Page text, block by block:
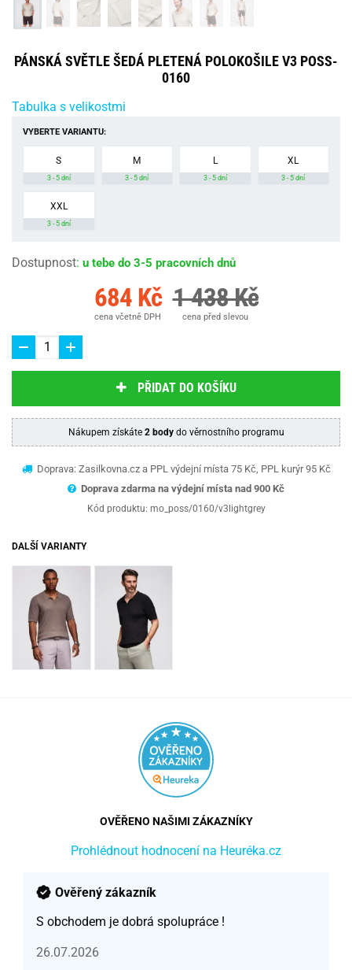
PÁNSKÁ SVĚTLE ŠEDÁ PLETENÁ POLOKOŠILE V3 POSS-
0160
Tabulka s velikostmi
VYBERTE VARIANTU:
S
3 - 5 dní
M
3 - 5 dní
L
3 - 5 dní
XL
3 - 5 dní
XXL
3 - 5 dní
Dostupnost: u tebe do 3-5 pracovních dnů
684 Kč
cena včetně DPH
1 438 Kč
cena před slevou
PŘIDAT DO KOŠÍKU
Nákupem získáte 2 bodydo věrnostního programu
Doprava: Zasilkovna.cz a PPL výdejní místa 75 Kč, PPL kurýr 95 Kč
Doprava zdarma na výdejní místa nad 900 Kč
Kód produktu: mo_poss/0160/v3lightgrey
DALŠÍ VARIANTY
OVĚŘENO NAŠIMI ZÁKAZNÍKY
Prohlédnout hodnocení na Heuréka.cz
Ověřený zákazník
S obchodem je dobrá spolupráce !
26.07.2026